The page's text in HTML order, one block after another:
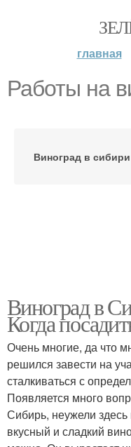
главная
Работы на
Виноград в сибири
Виноград в
Когда
Очень многие, да что
решился завести на
сталкиваться с
Появляется много
Сибирь, неужели
вкусный и сладкий